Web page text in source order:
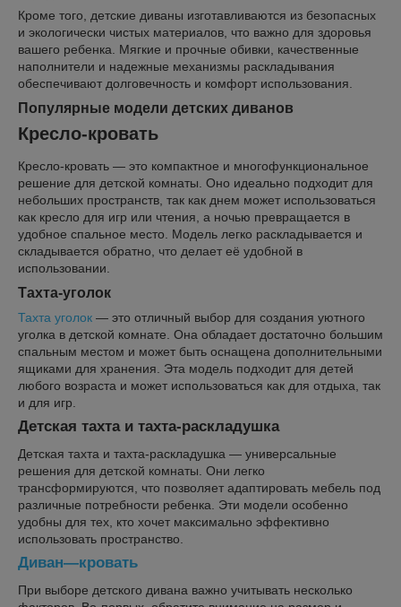
Кроме того, детские диваны изготавливаются из безопасных
и экологически чистых материалов, что важно для здоровья
вашего ребенка. Мягкие и прочные обивки, качественные
наполнители и надежные механизмы раскладывания
обеспечивают долговечность и комфорт использования.
Популярные модели детских диванов
Кресло-кровать
Кресло-кровать — это компактное и многофункциональное
решение для детской комнаты. Оно идеально подходит для
небольших пространств, так как днем может использоваться
как кресло для игр или чтения, а ночью превращается в
удобное спальное место. Модель легко раскладывается и
складывается обратно, что делает её удобной в
использовании.
Тахта-уголок
Тахта уголок — это отличный выбор для создания уютного
уголка в детской комнате. Она обладает достаточно большим
спальным местом и может быть оснащена дополнительными
ящиками для хранения. Эта модель подходит для детей
любого возраста и может использоваться как для отдыха, так
и для игр.
Детская тахта и тахта-раскладушка
Детская тахта и тахта-раскладушка — универсальные
решения для детской комнаты. Они легко
трансформируются, что позволяет адаптировать мебель под
различные потребности ребенка. Эти модели особенно
удобны для тех, кто хочет максимально эффективно
использовать пространство.
Диван—кровать
При выборе детского дивана важно учитывать несколько